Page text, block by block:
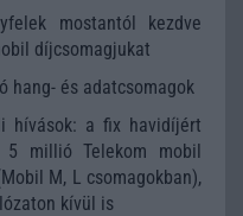
mostantól kezdve
díjcsomagjukat
hang- és adatcsomagok
hívások: a fix havidíjért
5 millió Telekom mobil
M, L csomagokban),
kívül is